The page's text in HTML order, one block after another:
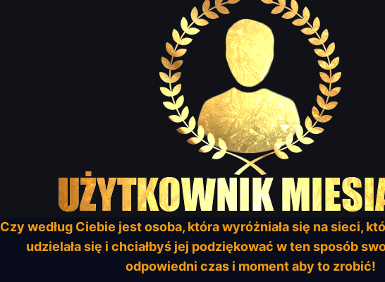
Czy według Ciebie jest osoba, która wyróżniała się na sieci,
udzielała się i chciałbyś jej podziękować w ten sposób
odpowiedni czas i moment aby to zrobić!